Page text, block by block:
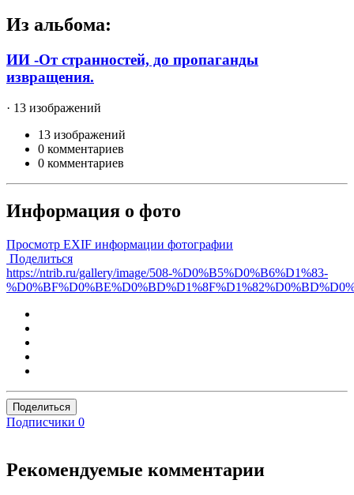
Из альбома:
ИИ -От странностей, до пропаганды
извращения.
· 13 изображений
13 изображений
0 комментариев
0 комментариев
Информация о фото
Просмотр EXIF информации фотографии
Поделиться
https://ntrib.ru/gallery/image/508-%D0%B5%D0%B6%D1%83-
Поделиться
Подписчики 0
Рекомендуемые комментарии